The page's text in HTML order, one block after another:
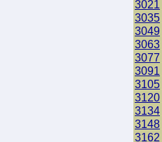
3021
3035
3049
3063
3077
3091
3105
3120
3134
3148
3162